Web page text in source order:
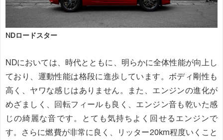
NDロードスター
NDにおいては、時代とともに、明らかに全体性能が向上し
ており、運動性能は格段に進歩しています。ボディ剛性も
高く、ヤワな感じはありません。また、エンジンの進化が
めざましく、回転フィールも良く、エンジン音も乾いた感
じの綺麗な音です。とても気持ちよく回せるエンジンで
す。さらに燃費が非常に良く、リッター20km程度いくこと